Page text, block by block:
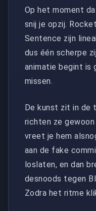
Op het moment
snij je opzij.
Sentence zijn
dus één scherpe
animatie begint is
missen.
De kunst zit in de
richten ze
vreet je hem
aan de fake
loslaten, en dan
desnoods tegen
Zodra het ritme